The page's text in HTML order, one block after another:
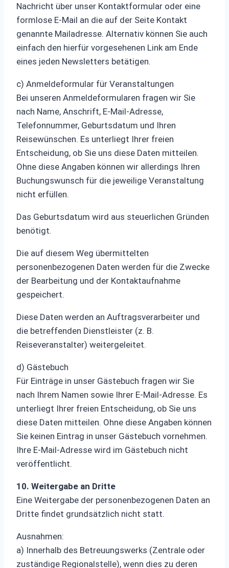
Nachricht über unser Kontaktformular oder eine
formlose E-Mail an die auf der Seite Kontakt
genannte Mailadresse. Alternativ können Sie auch
einfach den hierfür vorgesehenen Link am Ende
eines jeden Newsletters betätigen.
c) Anmeldeformular für Veranstaltungen
Bei unseren Anmeldeformularen fragen wir Sie
nach Name, Anschrift, E-Mail-Adresse,
Telefonnummer, Geburtsdatum und Ihren
Reisewünschen. Es unterliegt Ihrer freien
Entscheidung, ob Sie uns diese Daten mitteilen.
Ohne diese Angaben können wir allerdings Ihren
Buchungswunsch für die jeweilige Veranstaltung
nicht erfüllen.
Das Geburtsdatum wird aus steuerlichen Gründen
benötigt.
Die auf diesem Weg übermittelten
personenbezogenen Daten werden für die Zwecke
der Bearbeitung und der Kontaktaufnahme
gespeichert.
Diese Daten werden an Auftragsverarbeiter und
die betreffenden Dienstleister (z. B.
Reiseveranstalter) weitergeleitet.
d) Gästebuch
Für Einträge in unser Gästebuch fragen wir Sie
nach Ihrem Namen sowie Ihrer E-Mail-Adresse. Es
unterliegt Ihrer freien Entscheidung, ob Sie uns
diese Daten mitteilen. Ohne diese Angaben können
Sie keinen Eintrag in unser Gästebuch vornehmen.
Ihre E-Mail-Adresse wird im Gästebuch nicht
veröffentlicht.
10. Weitergabe an Dritte
Eine Weitergabe der personenbezogenen Daten an
Dritte findet grundsätzlich nicht statt.
Ausnahmen:
a) Innerhalb des Betreuungswerks (Zentrale oder
zuständige Regionalstelle), wenn dies zu deren